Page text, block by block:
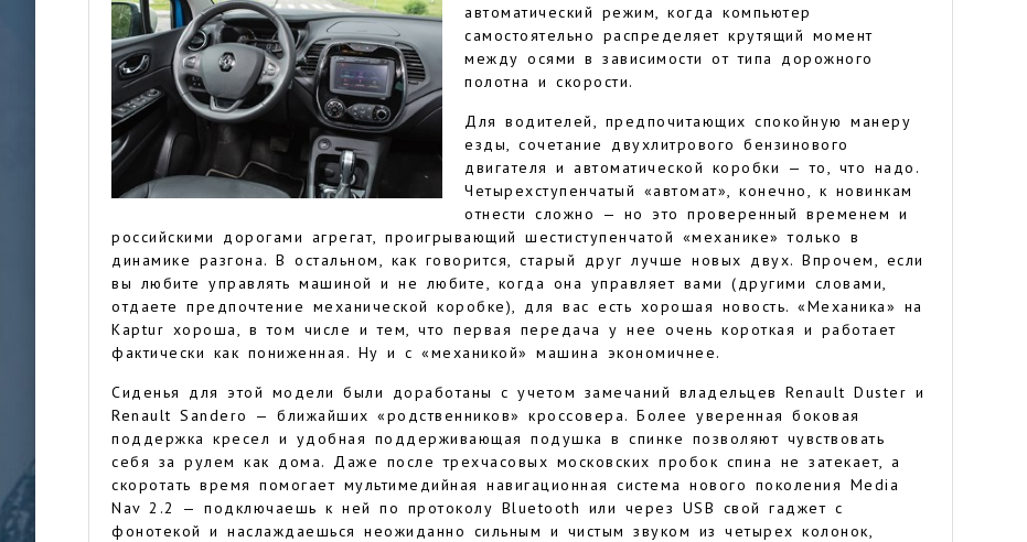
автоматический режим, когда компьютер
самостоятельно распределяет крутящий момент
между осями в зависимости от типа дорожного
полотна и скорости.
Для водителей, предпочитающих спокойную манеру
езды, сочетание двухлитрового бензинового
двигателя и автоматической коробки — то, что надо.
Четырехступенчатый «автомат», конечно, к новинкам
отнести сложно — но это проверенный временем и
российскими дорогами агрегат, проигрывающий шестиступенчатой «механике» только в
динамике разгона. В остальном, как говорится, старый друг лучше новых двух. Впрочем, если
вы любите управлять машиной и не любите, когда она управляет вами (другими словами,
отдаете предпочтение механической коробке), для вас есть хорошая новость. «Механика» на
Kaptur хороша, в том числе и тем, что первая передача у нее очень короткая и работает
фактически как пониженная. Ну и с «механикой» машина экономичнее.
Сиденья для этой модели были доработаны с учетом замечаний владельцев Renault Duster и
Renault Sandero — ближайших «родственников» кроссовера. Более уверенная боковая
поддержка кресел и удобная поддерживающая подушка в спинке позволяют чувствовать
себя за рулем как дома. Даже после трехчасовых московских пробок спина не затекает, а
скоротать время помогает мультимедийная навигационная система нового поколения Media
Nav 2.2 — подключаешь к ней по протоколу Bluetooth или через USB свой гаджет с
фонотекой и наслаждаешься неожиданно сильным и чистым звуком из четырех колонок,